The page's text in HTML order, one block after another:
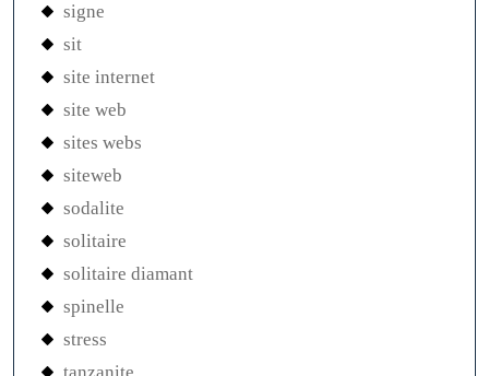
signe
sit
site internet
site web
sites webs
siteweb
sodalite
solitaire
solitaire diamant
spinelle
stress